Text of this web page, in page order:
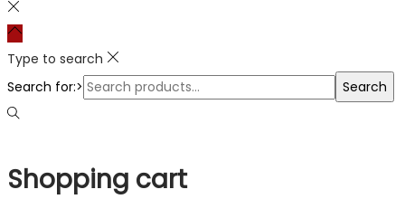
Type to search
Search for:>
Search
Shopping cart